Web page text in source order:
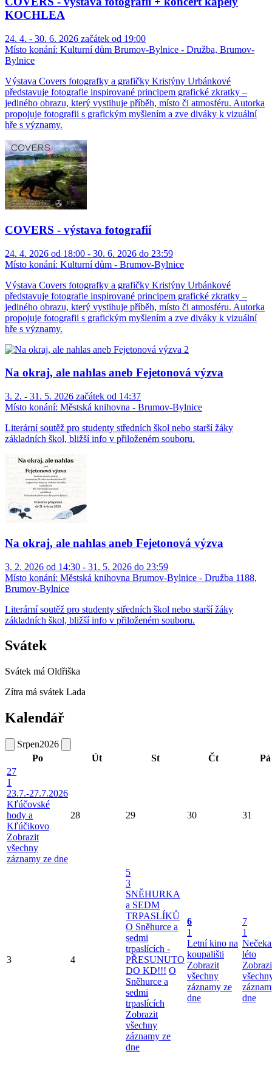
KOCHLEA
24. 4. - 30. 6. 2026 začátek od 19:00
Místo konání: Kulturní dům Brumov-Bylnice - Družba, Brumov-
Bylnice
Výstava Covers fotografky a grafičky Kristýny Urbánkové
představuje fotografie inspirované principem grafické zkratky –
jediného obrazu, který vystihuje příběh, místo či atmosféru. Autorka
propojuje fotografii s grafickým myšlením a zve diváky k vizuální
hře s významy.
COVERS - výstava fotografií
24. 4. 2026 od 18:00 - 30. 6. 2026 do 23:59
Místo konání: Kulturní dům - Brumov-Bylnice
Výstava Covers fotografky a grafičky Kristýny Urbánkové
představuje fotografie inspirované principem grafické zkratky –
jediného obrazu, který vystihuje příběh, místo či atmosféru. Autorka
propojuje fotografii s grafickým myšlením a zve diváky k vizuální
hře s významy.
Na okraj, ale nahlas aneb Fejetonová výzva
3. 2. - 31. 5. 2026 začátek od 14:37
Místo konání: Městská knihovna - Brumov-Bylnice
Literární soutěž pro studenty středních škol nebo starší žáky
základních škol, bližší info v přiloženém souboru.
Na okraj, ale nahlas aneb Fejetonová výzva
3. 2. 2026 od 14:30 - 31. 5. 2026 do 23:59
Místo konání: Městská knihovna Brumov-Bylnice - Družba 1188,
Brumov-Bylnice
Literární soutěž pro studenty středních škol nebo starší žáky
základních škol, bližší info v přiloženém souboru.
Svátek
Svátek má Oldřiška
Zítra má svátek Lada
Kalendář
Srpen2026
Po
Út St Čt
Pá
27
1
23.7.-27.7.2026
Kľúčovské
hody a
Kľúčikovo
Zobrazit
všechny
záznamy ze dne
28 29 30 31
3 4
5
3
SNĚHURKA
a SEDM
TRPASLÍKŮ
O Sněhurce a
sedmi
trpaslících -
PŘESUNUTO
DO KD!!! O
Sněhurce a
sedmi
trpaslících
Zobrazit
všechny
záznamy ze
dne
6
1
Letní kino na
koupališti
Zobrazit
všechny
záznamy ze
dne
7
1
léto
dne